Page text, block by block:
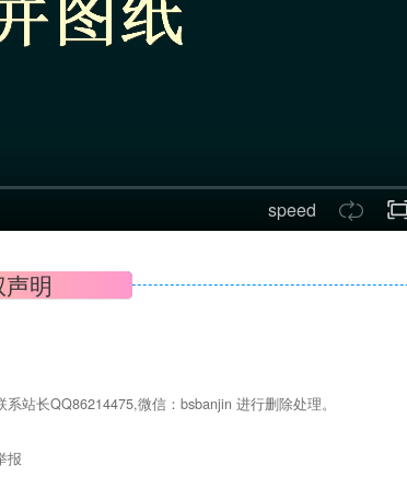
speed
明
站长QQ86214475,微信：bsbanjin 进行删除处理。
报